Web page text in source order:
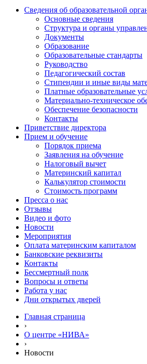
Сведения об образовательной
Основные сведения
Структура и органы
Документы
Образование
Образовательные стандарты
Руководство
Педагогический состав
Стипендии и иные виды
Платные образовательные
Материально-техническое
Обеспечение безопасности
Контакты
Приветствие директора
Прием и обучение
Порядок приема
Заявления на обучение
Налоговый вычет
Материнский капитал
Калькулятор стоимости
Стоимость программ
Пресса о нас
Отзывы
Видео и фото
Новости
Мероприятия
Оплата материнским капиталом
Банковские реквизиты
Контакты
Бессмертный полк
Вопросы и ответы
Работа у нас
Дни открытых дверей
Главная страница
›
О центре «НИВА»
›
Новости